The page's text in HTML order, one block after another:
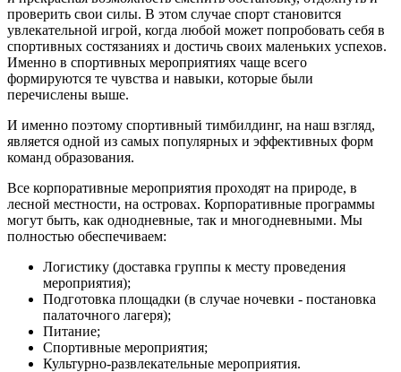
проверить свои силы. В этом случае спорт становится
увлекательной игрой, когда любой может попробовать себя в
спортивных состязаниях и достичь своих маленьких успехов.
Именно в спортивных мероприятиях чаще всего
формируются те чувства и навыки, которые были
перечислены выше.
И именно поэтому спортивный тимбилдинг, на наш взгляд,
является одной из самых популярных и эффективных форм
команд образования.
Все корпоративные мероприятия проходят на природе, в
лесной местности, на островах. Корпоративные программы
могут быть, как однодневные, так и многодневными. Мы
полностью обеспечиваем:
Логистику (доставка группы к месту проведения
мероприятия);
Подготовка площадки (в случае ночевки - постановка
палаточного лагеря);
Питание;
Спортивные мероприятия;
Культурно-развлекательные мероприятия.